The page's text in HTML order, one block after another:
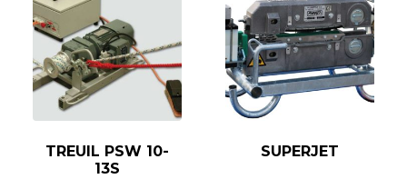
TREUIL PSW 10-
13S
SUPERJET